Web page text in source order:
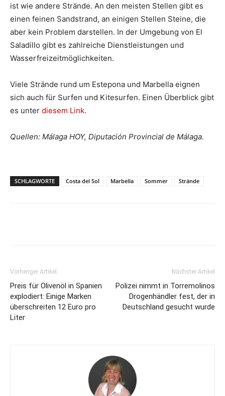
ist wie andere Strände. An den meisten Stellen gibt es
einen feinen Sandstrand, an einigen Stellen Steine, die
aber kein Problem darstellen. In der Umgebung von El
Saladillo gibt es zahlreiche Dienstleistungen und
Wasserfreizeitmöglichkeiten.
Viele Strände rund um Estepona und Marbella eignen
sich auch für Surfen und Kitesurfen. Einen Überblick gibt
es unter diesem Link.
Quellen: Málaga HOY, Diputación Provincial de Málaga.
SCHLAGWORTE Costa del Sol Marbella Sommer Strände
Vorheriger Artikel
Preis für Olivenöl in Spanien
explodiert: Einige Marken
überschreiten 12 Euro pro
Liter
Nächster Artikel
Polizei nimmt in Torremolinos
Drogenhändler fest, der in
Deutschland gesucht wurde